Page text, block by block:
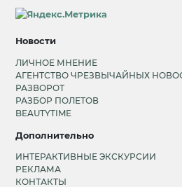
Новости
ЛИЧНОЕ МНЕНИЕ
АГЕНТСТВО ЧРЕЗВЫЧАЙНЫХ
РАЗВОРОТ
РАЗБОР ПОЛЕТОВ
BEAUTYTIME
Дополнительно
ИНТЕРАКТИВНЫЕ ЭКСКУРСИИ
РЕКЛАМА
КОНТАКТЫ